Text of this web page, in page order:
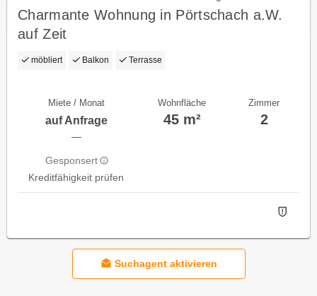
Charmante Wohnung in Pörtschach a.W.
auf Zeit
möbliert Balkon Terrasse
Miete / Monat
auf Anfrage
—
Gesponsert
Kreditfähigkeit prüfen
Wohnfläche
45 m²
Zimmer
2
Suchagent aktivieren